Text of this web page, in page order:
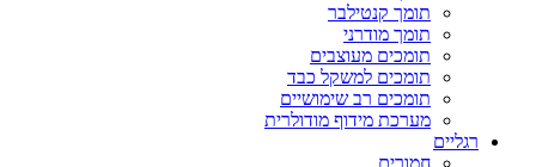
תומך קנטילבר
תומך מודרני
תומכים מעוצבים
תומכים למשקל כבד
תומכים רב שימושיים
מערכת מידוף מודולרית
רגליים
חמורים